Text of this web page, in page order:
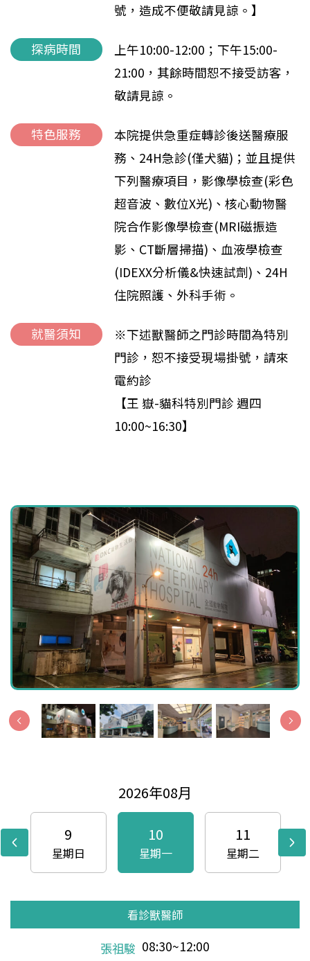
號，造成不便敬請見諒。】
探病時間
上午10:00-12:00；下午15:00-
21:00，其餘時間恕不接受訪客，
敬請見諒。
特色服務
本院提供急重症轉診後送醫療服
務、24H急診(僅犬貓)；並且提供
下列醫療項目，影像學檢查(彩色
超音波、數位X光)、核心動物醫
院合作影像學檢查(MRI磁振造
影、CT斷層掃描)、血液學檢查
(IDEXX分析儀&快速試劑)、24H
住院照護、外科手術。
就醫須知
※下述獸醫師之門診時間為特別
門診，恕不接受現場掛號，請來
電約診
【王 嶽-貓科特別門診 週四
10:00~16:30】
2026年08月
9
星期日
10
星期一
11
星期二
看診獸醫師
鄭玉津 08:30~12:00
看診獸醫師
許展誠 08:30~20:00
看診獸醫師
張祖駿 08:30~12:00
看診獸醫師
許展誠 08:30~16:30
看診獸醫師
白天佑 08:30~12:00
看診獸醫師
王嶽 08:30~16:30
看診獸醫師
周志霖 08:30~18:00
看診獸醫師
鄭玉津 08:30~12:00
看診獸醫師
許展誠 08:30~20:00
看診獸醫師
張祖駿 08:30~12:00
看診獸醫師
許展誠 08:30~16:30
看診獸醫師
白天佑 08:30~12:00
看診獸醫師
王嶽 08:30~16:30
看診獸醫師
周志霖 09:00~21:00
看診獸醫師
鄭玉津 08:30~12:00
看診獸醫師
許展誠 08:30~20:00
看診獸醫師
張祖駿 08:30~12:00
看診獸醫師
許展誠 08:30~16:30
看診獸醫師
白天佑 08:30~12:00
看診獸醫師
王嶽 08:30~16:30
看診獸醫師
周志霖 08:30~18:00
看診獸醫師
鄭玉津 08:30~12:00
看診獸醫師
許展誠 08:30~20:00
看診獸醫師
張祖駿 08:30~12:00
看診獸醫師
許展誠 08:30~16:30
看診獸醫師
白天佑 08:30~12:00
看診獸醫師
王嶽 08:30~16:30
看診獸醫師
周志霖 08:30~18:00
看診獸醫師
鄭玉津 08:30~12:00
看診獸醫師
許展誠 08:30~20:00
看診獸醫師
張祖駿 08:30~12:00